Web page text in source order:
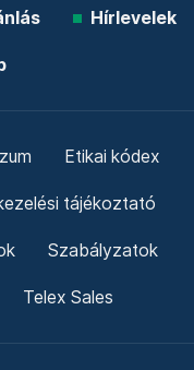
Hírlevelek
Etikai kódex
tájékoztató
Szabályzatok
Telex Sales